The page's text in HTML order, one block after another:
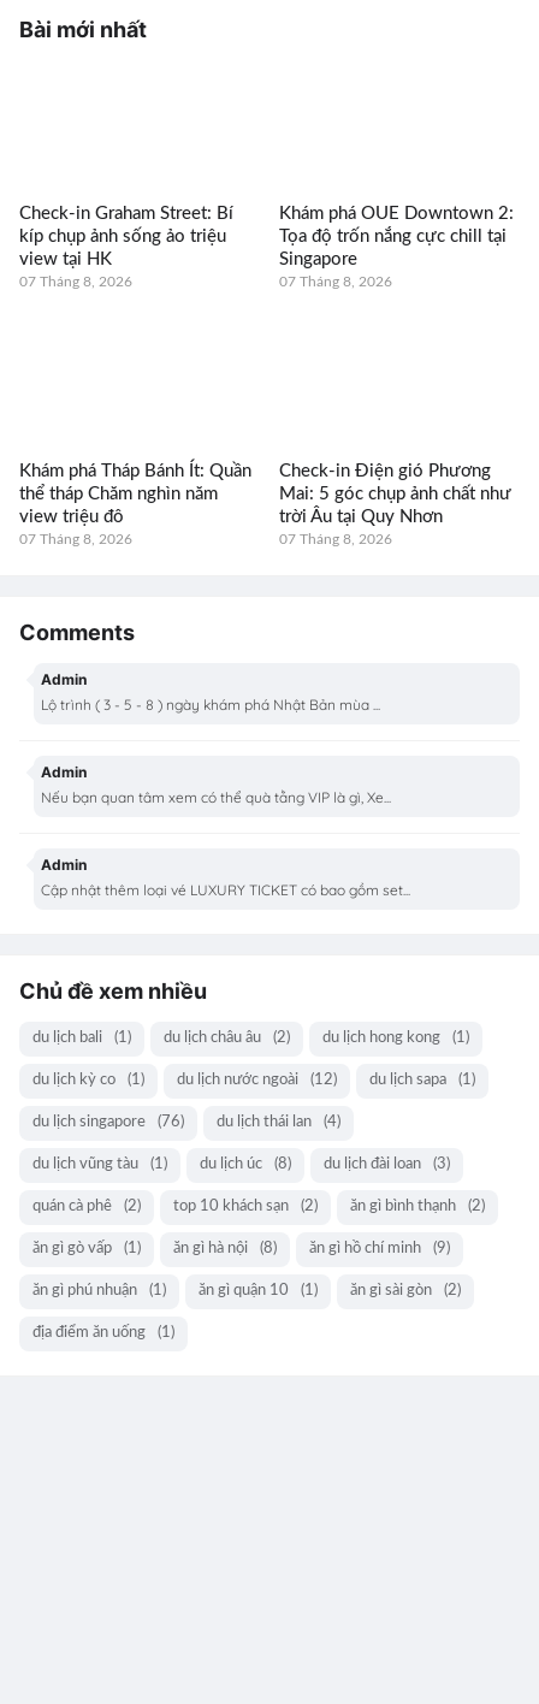
Bài mới nhất
Check-in Graham Street: Bí
kíp chụp ảnh sống ảo triệu
view tại HK
07 Tháng 8, 2026
Khám phá OUE Downtown 2:
Tọa độ trốn nắng cực chill tại
Singapore
07 Tháng 8, 2026
Khám phá Tháp Bánh Ít: Quần
thể tháp Chăm nghìn năm
view triệu đô
07 Tháng 8, 2026
Check-in Điện gió Phương
Mai: 5 góc chụp ảnh chất như
trời Âu tại Quy Nhơn
07 Tháng 8, 2026
Comments
Admin
Lộ trình ( 3 - 5 - 8 ) ngày khám phá Nhật Bản mùa ...
Admin
Nếu bạn quan tâm xem có thể quà tằng VIP là gì, Xe...
Admin
Cập nhật thêm loại vé LUXURY TICKET có bao gồm set...
Chủ đề xem nhiều
du lịch bali (1) du lịch châu âu (2) du lịch hong kong (1)
du lịch kỳ co (1) du lịch nước ngoài (12) du lịch sapa (1)
du lịch singapore (76) du lịch thái lan (4)
du lịch vũng tàu (1) du lịch úc (8) du lịch đài loan (3)
quán cà phê (2) top 10 khách sạn (2) ăn gì bình thạnh (2)
ăn gì gò vấp (1) ăn gì hà nội (8) ăn gì hồ chí minh (9)
ăn gì phú nhuận (1) ăn gì quận 10 (1) ăn gì sài gòn (2)
địa điểm ăn uống (1)